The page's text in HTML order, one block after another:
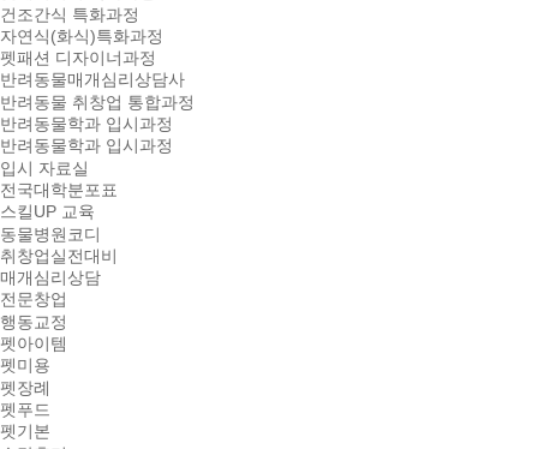
건조간식 특화과정
자연식(화식)특화과정
펫패션 디자이너과정
반려동물매개심리상담사
반려동물 취창업 통합과정
반려동물학과 입시과정
반려동물학과 입시과정
입시 자료실
전국대학분포표
스킬UP 교육
동물병원코디
취창업실전대비
매개심리상담
전문창업
행동교정
펫아이템
펫미용
펫장례
펫푸드
펫기본